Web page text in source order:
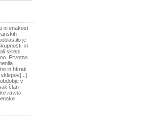
ni enakost
je
in
sklepi
Prvotno
in hkrati
v
član
ravno